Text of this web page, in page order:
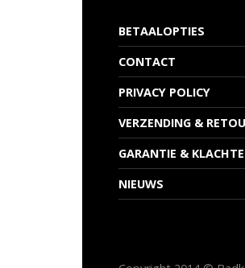
BETAALOPTIES
CONTACT
PRIVACY POLICY
VERZENDING &
GARANTIE &
NIEUWS